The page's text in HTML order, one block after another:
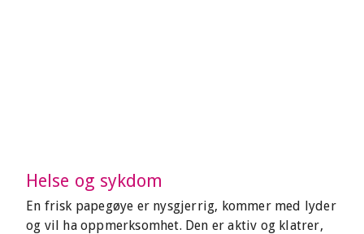
Helse og sykdom
En frisk papegøye er nysgjerrig, kommer med lyder
og vil ha oppmerksomhet. Den er aktiv og klatrer,